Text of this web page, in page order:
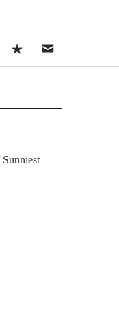
uns
Sunniest